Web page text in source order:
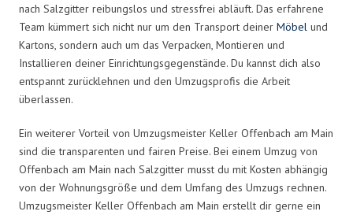
nach Salzgitter reibungslos und stressfrei abläuft. Das erfahrene
Team kümmert sich nicht nur um den Transport deiner Möbel und
Kartons, sondern auch um das Verpacken, Montieren und
Installieren deiner Einrichtungsgegenstände. Du kannst dich also
entspannt zurücklehnen und den Umzugsprofis die Arbeit
überlassen.
Ein weiterer Vorteil von Umzugsmeister Keller Offenbach am Main
sind die transparenten und fairen Preise. Bei einem Umzug von
Offenbach am Main nach Salzgitter musst du mit Kosten abhängig
von der Wohnungsgröße und dem Umfang des Umzugs rechnen.
Umzugsmeister Keller Offenbach am Main erstellt dir gerne ein